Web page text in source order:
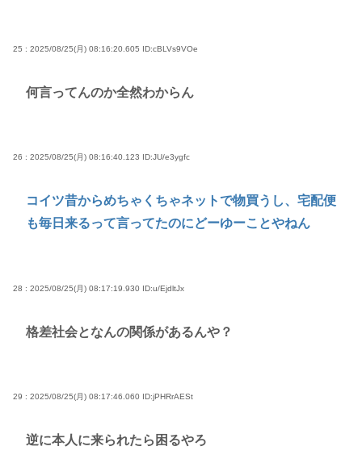
25 : 2025/08/25(月) 08:16:20.605 ID:cBLVs9VOe
何言ってんのか全然わからん
26 : 2025/08/25(月) 08:16:40.123 ID:JU/e3ygfc
コイツ昔からめちゃくちゃネットで物買うし、宅配便
も毎日来るって言ってたのにどーゆーことやねん
28 : 2025/08/25(月) 08:17:19.930 ID:u/EjdltJx
格差社会となんの関係があるんや？
29 : 2025/08/25(月) 08:17:46.060 ID:jPHRrAESt
逆に本人に来られたら困るやろ